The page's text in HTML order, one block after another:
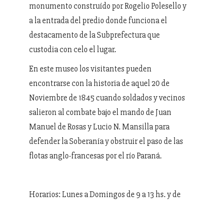
monumento construído por Rogelio Polesello y
a la entrada del predio donde funciona el
destacamento de la Subprefectura que
custodia con celo el lugar.
En este museo los visitantes pueden
encontrarse con la historia de aquel 20 de
Noviembre de 1845 cuando soldados y vecinos
salieron al combate bajo el mando de Juan
Manuel de Rosas y Lucio N. Mansilla para
defender la Soberanía y obstruir el paso de las
flotas anglo-francesas por el río Paraná.
Horarios: Lunes a Domingos de 9 a 13 hs. y de